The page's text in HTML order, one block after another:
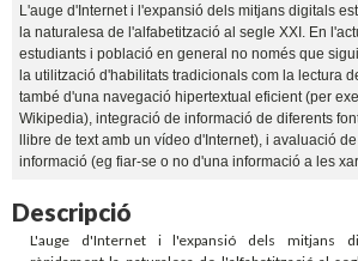
L'auge d'Internet i l'expansió dels mitjans digitals
la naturalesa de l'alfabetització al segle XXI. En
estudiants i població en general no només que
la utilització d'habilitats tradicionals com la lectura
també d'una navegació hipertextual eficient (per
Wikipedia), integració de informació de diferents
llibre de text amb un vídeo d'Internet), i avaluació
informació (eg fiar-se o no d'una informació a les
Descripció
L'auge d'Internet i l'expansió dels mitjans